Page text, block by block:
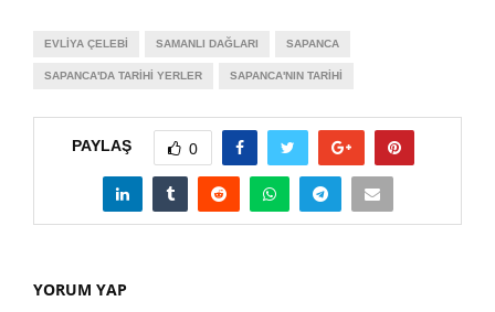
EVLIYA ÇELEBI SAMANLI DAĞLARI SAPANCA
SAPANCA'DA TARIHI YERLER SAPANCA'NIN TARIHI
PAYLAŞ 0
YORUM YAP